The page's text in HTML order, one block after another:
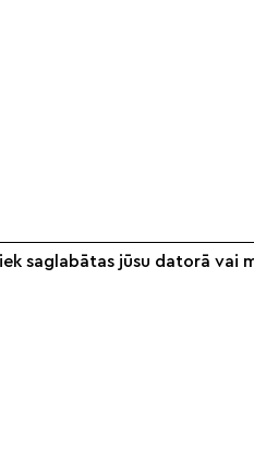
saglabātas jūsu datorā vai